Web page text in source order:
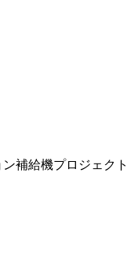
補給機プロジェクト